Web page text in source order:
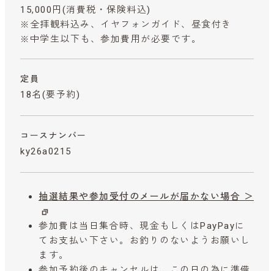
15,000円 (消費税・保険料込)
※全拝観料込み、イヤフォンガイド、昼食付き
※中学生以下も、参加費用が必要です。
定員
18名(要予約)
コースナンバー
ky26a0215
抽選結果や参加受付のメールが届かない場合 ＞
参加費は当日集合時、現金もしくはPayPayに
てお支払い下さい。お釣りのないようお願いし
ます。